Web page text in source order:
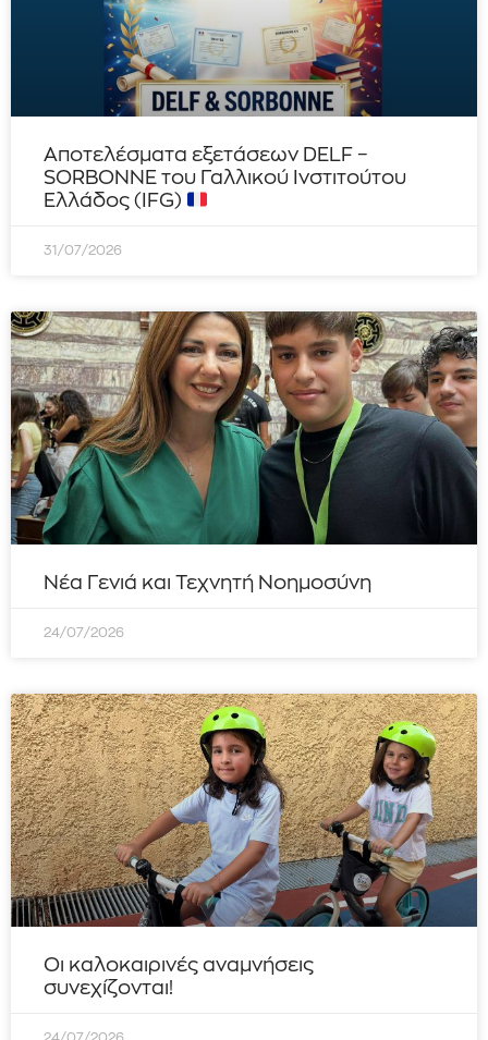
Αποτελέσματα εξετάσεων DELF –
SORBONNE του Γαλλικού Ινστιτούτου
Ελλάδος (IFG)
31/07/2026
Νέα Γενιά και Τεχνητή Νοημοσύνη
24/07/2026
Οι καλοκαιρινές αναμνήσεις
συνεχίζονται!